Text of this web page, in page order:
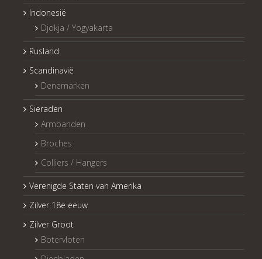
Indonesië
Djokja / Yogyakarta
Rusland
Scandinavië
Denemarken
Sieraden
Armbanden
Broches
Colliers / Hangers
Verenigde Staten van Amerika
Zilver 18e eeuw
Zilver Groot
Botervloten